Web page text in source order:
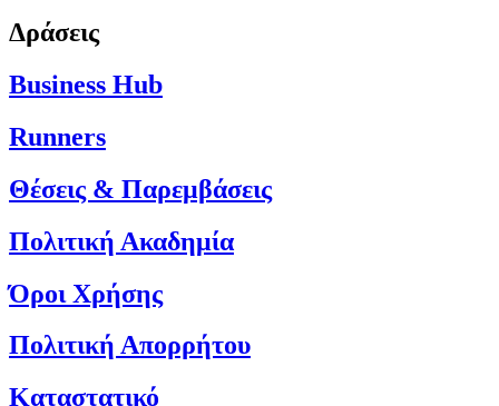
Δράσεις
Business Hub
Runners
Θέσεις & Παρεμβάσεις
Πολιτική Ακαδημία
Όροι Χρήσης
Πολιτική Απορρήτου
Καταστατικό